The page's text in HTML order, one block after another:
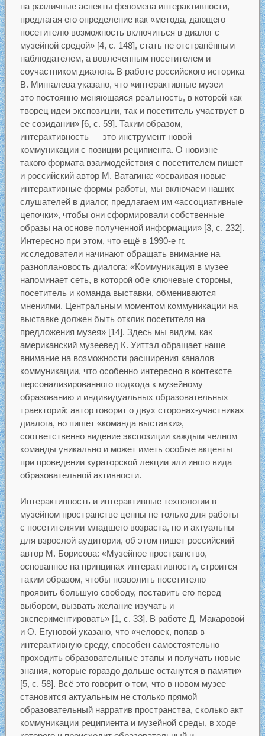
на различные аспекты феномена интерактивности,
предлагая его определение как «метода, дающего
посетителю возможность включиться в диалог с
музейной средой» [4, с. 148], стать не отстранённым
наблюдателем, а вовлеченным посетителем и
соучастником диалога. В работе российского историка
В. Мингалева указано, что «интерактивные музеи —
это постоянно меняющаяся реальность, в которой как
творец идеи экспозиции, так и посетитель участвует в
ее созидании» [6, с. 59]. Таким образом,
интерактивность — это инструмент новой
коммуникации с позиции реципиента. О новизне
такого формата взаимодействия с посетителем пишет
и российский автор М. Ватагина: «осваивая новые
интерактивные формы работы, мы включаем наших
слушателей в диалог, предлагаем им «ассоциативные
цепочки», чтобы они сформировали собственные
образы на основе полученной информации» [3, с. 232].
Интересно при этом, что ещё в 1990-е гг.
исследователи начинают обращать внимание на
разноплановость диалога: «Коммуникация в музее
напоминает сеть, в которой обе ключевые стороны,
посетитель и команда выставки, обмениваются
мнениями. Центральным моментом коммуникации на
выставке должен быть отклик посетителя на
предложения музея» [14]. Здесь мы видим, как
американский музеевед К. Уиттэл обращает наше
внимание на возможности расширения каналов
коммуникации, что особенно интересно в контексте
персонализированного подхода к музейному
образованию и индивидуальных образовательных
траекторий; автор говорит о двух сторонах-участниках
диалога, но пишет «команда выставки»,
соответственно видение экспозиции каждым челном
команды уникально и может иметь особые акценты
при проведении кураторской лекции или иного вида
образовательной активности.
Интерактивность и интерактивные технологии в
музейном пространстве ценны не только для работы
с посетителями младшего возраста, но и актуальны
для взрослой аудитории, об этом пишет российский
автор М. Борисова: «Музейное пространство,
основанное на принципах интерактивности, строится
таким образом, чтобы позволить посетителю
проявить большую свободу, поставить его перед
выбором, вызвать желание изучать и
экспериментировать» [1, с. 33]. В работе Д. Макаровой
и О. Егуновой указано, что «человек, попав в
интерактивную среду, способен самостоятельно
проходить образовательные этапы и получать новые
знания, которые гораздо дольше останутся в памяти»
[5, с. 58]. Всё это говорит о том, что в новом музее
становится актуальным не столько прямой
образовательный нарратив пространства, сколько акт
коммуникации реципиента и музейной среды, в ходе